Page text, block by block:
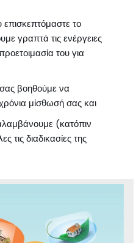
επισκεπτόμαστε το
γραπτά τις ενέργειες
του για
βοηθούμε να
μίσθωσή σας και
(κατόπιν
τις διαδικασίες της